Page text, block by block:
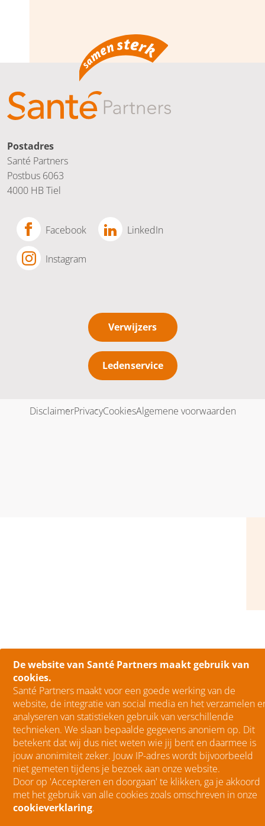
De website van Santé Partners maakt gebruik van
cookies.
Santé Partners maakt voor een goede werking van de
website, de integratie van social media en het verzamelen
analyseren van statistieken gebruik van verschillende
technieken. We slaan bepaalde gegevens anoniem op. Dit
betekent dat wij dus niet weten wie jij bent en daarmee is
jouw anonimiteit zeker. Jouw IP-adres wordt bijvoorbeeld
niet gemeten tijdens je bezoek aan onze website.
Door op 'Accepteren en doorgaan' te klikken, ga je akkoord
met het gebruik van alle cookies zoals omschreven in onze
cookieverklaring.
Postadres
Santé Partners
Postbus 6063
4000 HB Tiel
Facebook LinkedIn
Instagram
Verwijzers
Ledenservice
DisclaimerPrivacyCookiesAlgemene voorwaarden